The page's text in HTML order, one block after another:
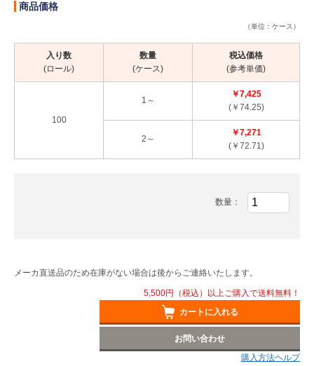
商品価格
（単位：ケース）
入り数
(ロール)
数量
(ケース)
税込価格
(参考単価)
100
1～
￥7,425
(￥74.25)
2～
￥7,271
(￥72.71)
数量：
メーカ直送品のため在庫がない場合は後からご連絡いたします。
5,500円（税込）以上ご購入で送料無料！
カートに入れる
お問い合わせ
購入方法ヘルプ